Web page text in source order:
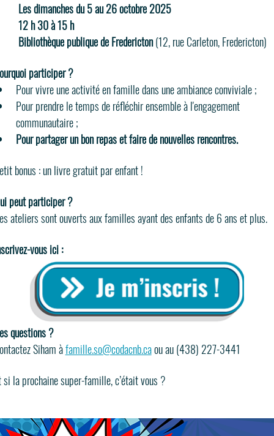
Les dimanches du 5 au 26 octobre 2025
12 h 30 à 15 h
Bibliothèque publique de Fredericton (12, rue Carleton, Fredericton)
participer ?
Pour vivre une activité en famille dans une ambiance conviviale ;
Pour prendre le temps de réfléchir ensemble à l'engagement
communautaire ;
Pour partager un bon repas et faire de nouvelles rencontres.
bonus : un livre gratuit par enfant !
peut participer ?
ateliers sont ouverts aux familles ayant des enfants de 6 ans et plus.
vous ici :
questions ?
Siham à famille.so@codacnb.ca ou au (438) 227-3441
si la prochaine super-famille, c’était vous ?